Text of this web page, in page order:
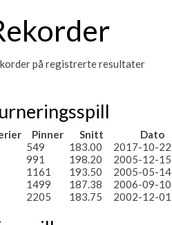
på registrerte resultater
Pinner Snitt Dato
549 183.00 2017-10-22
991 198.20 2005-12-15
1161 193.50 2005-05-14
1499 187.38 2006-09-10
2205 183.75 2002-12-01